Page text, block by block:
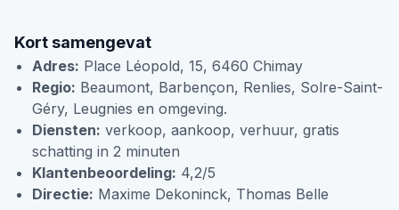
Kort samengevat
Adres: Place Léopold, 15, 6460 Chimay
Regio: Beaumont, Barbençon, Renlies, Solre-Saint-
Géry, Leugnies en omgeving.
Diensten: verkoop, aankoop, verhuur, gratis
schatting in 2 minuten
Klantenbeoordeling: 4,2/5
Directie: Maxime Dekoninck, Thomas Belle